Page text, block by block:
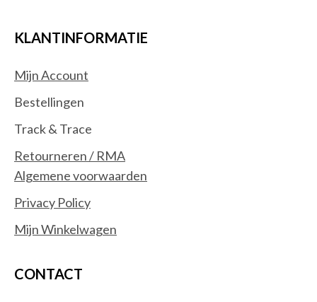
KLANTINFORMATIE
Mijn Account
Bestellingen
Track & Trace
Retourneren / RMA
Algemene voorwaarden
Privacy Policy
Mijn Winkelwagen
CONTACT